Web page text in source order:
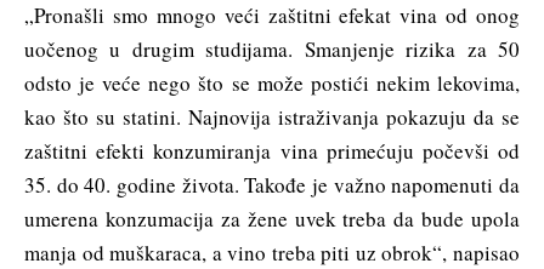
„Pronašli smo mnogo veći zaštitni efekat vina od onog
uočenog u drugim studijama. Smanjenje rizika za 50
odsto je veće nego što se može postići nekim lekovima,
kao što su statini. Najnovija istraživanja pokazuju da se
zaštitni efekti konzumiranja vina primećuju počevši od
35. do 40. godine života. Takođe je važno napomenuti da
umerena konzumacija za žene uvek treba da bude upola
manja od muškaraca, a vino treba piti uz obrok“, napisao